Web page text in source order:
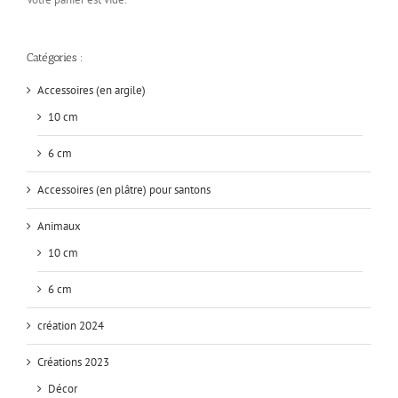
Catégories :
Accessoires (en argile)
10 cm
6 cm
Accessoires (en plâtre) pour santons
Animaux
10 cm
6 cm
création 2024
Créations 2023
Décor